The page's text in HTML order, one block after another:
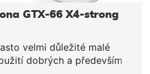
GTX-66 X4-strong
velmi důležité malé
dobrých a především